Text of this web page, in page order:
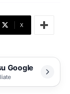
X
Google